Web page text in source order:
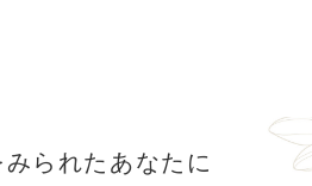
られたあなたに